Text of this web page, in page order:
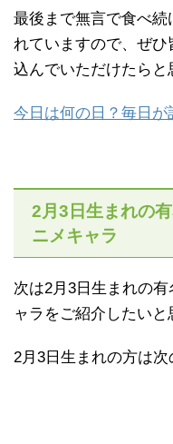
最後まで無言で食べ続
れていますので、ぜ
込んでいただけたらと
今日は何の日？毎日
2月3日生まれの
ニメキャラ
次は2月3日生まれの
ャラをご紹介したいと
2月3日生まれの方は次